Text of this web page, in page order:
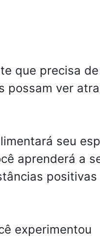
que precisa
possam ver
seu
aprenderá a
positivas
experimentou